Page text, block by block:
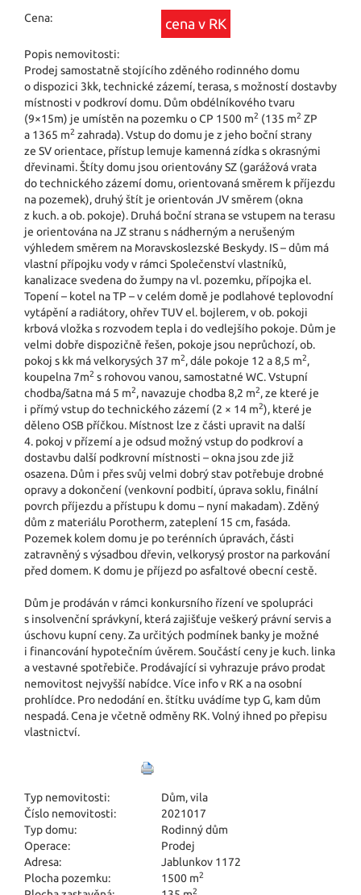
Cena: cena v RK
Popis nemovitosti:
Prodej samostatně stojícího zděného rodinného domu
o dispozici 3kk, technické zázemí, terasa, s možností dostavby
místnosti v podkroví domu. Dům obdélníkového tvaru
(9×15m) je umístěn na pozemku o CP 1500 m2 (135 m2 ZP
a 1365 m2 zahrada). Vstup do domu je z jeho boční strany
ze SV orientace, přístup lemuje kamenná zídka s okrasnými
dřevinami. Štíty domu jsou orientovány SZ (garážová vrata
do technického zázemí domu, orientovaná směrem k příjezdu
na pozemek), druhý štít je orientován JV směrem (okna
z kuch. a ob. pokoje). Druhá boční strana se vstupem na terasu
je orientována na JZ stranu s nádherným a nerušeným
výhledem směrem na Moravskoslezské Beskydy. IS – dům má
vlastní přípojku vody v rámci Společenství vlastníků,
kanalizace svedena do žumpy na vl. pozemku, přípojka el.
Topení – kotel na TP – v celém domě je podlahové teplovodní
vytápění a radiátory, ohřev TUV el. bojlerem, v ob. pokoji
krbová vložka s rozvodem tepla i do vedlejšího pokoje. Dům je
velmi dobře dispozičně řešen, pokoje jsou neprůchozí, ob.
pokoj s kk má velkorysých 37 m2, dále pokoje 12 a 8,5 m2,
koupelna 7m2 s rohovou vanou, samostatné WC. Vstupní
chodba/šatna má 5 m2, navazuje chodba 8,2 m2, ze které je
i přímý vstup do technického zázemí (2 × 14 m2), které je
děleno OSB příčkou. Místnost lze z části upravit na další
4. pokoj v přízemí a je odsud možný vstup do podkroví a
dostavbu další podkrovní místnosti – okna jsou zde již
osazena. Dům i přes svůj velmi dobrý stav potřebuje drobné
opravy a dokončení (venkovní podbití, úprava soklu, finální
povrch příjezdu a přístupu k domu – nyní makadam). Zděný
dům z materiálu Porotherm, zateplení 15 cm, fasáda.
Pozemek kolem domu je po terénních úpravách, části
zatravněný s výsadbou dřevin, velkorysý prostor na parkování
před domem. K domu je příjezd po asfaltové obecní cestě.
Dům je prodáván v rámci konkursního řízení ve spolupráci
s insolvenční správkyní, která zajišťuje veškerý právní servis a
úschovu kupní ceny. Za určitých podmínek banky je možné
i financování hypotečním úvěrem. Součástí ceny je kuch. linka
a vestavné spotřebiče. Prodávající si vyhrazuje právo prodat
nemovitost nejvyšší nabídce. Více info v RK a na osobní
prohlídce. Pro nedodání en. štítku uvádíme typ G, kam dům
nespadá. Cena je včetně odměny RK. Volný ihned po přepisu
vlastnictví.
Typ nemovitosti:
Dům, vila
Číslo nemovitosti:
2021017
Typ domu:
Rodinný dům
Operace:
Prodej
Adresa:
Jablunkov 1172
Plocha pozemku:
1500 m2
2